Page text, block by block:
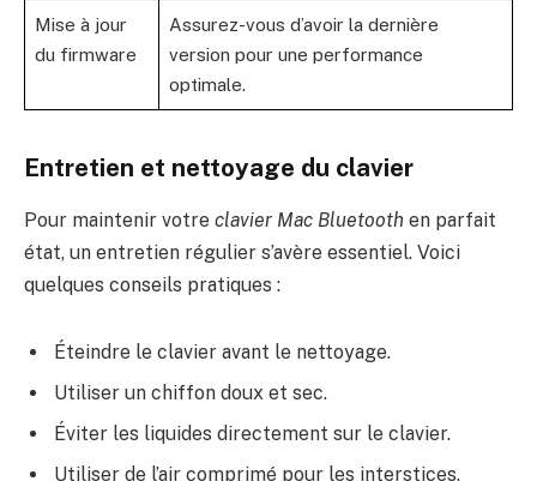
Mise à jour
du firmware
Assurez-vous d’avoir la dernière
version pour une performance
optimale.
Entretien et nettoyage du clavier
Pour maintenir votre clavier Mac Bluetooth en parfait
état, un entretien régulier s’avère essentiel. Voici
quelques conseils pratiques :
Éteindre le clavier avant le nettoyage.
Utiliser un chiffon doux et sec.
Éviter les liquides directement sur le clavier.
Utiliser de l’air comprimé pour les interstices.